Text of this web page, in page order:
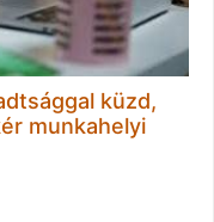
küzd,
munkahelyi